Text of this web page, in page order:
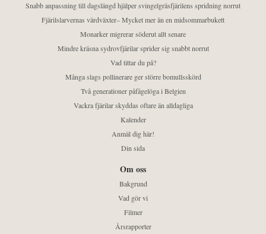
Snabb anpassning till dagslängd hjälper svingelgräsfjärilens spridning norrut
Fjärilslarvernas värdväxter– Mycket mer än en midsommarbukett
Monarker migrerar söderut allt senare
Mindre kräsna sydrovfjärilar sprider sig snabbt norrut
Vad tittar du på?
Många slags pollinerare ger större bomullsskörd
Två generationer påfågelöga i Belgien
Vackra fjärilar skyddas oftare än alldagliga
Kalender
Anmäl dig här!
Din sida
Om oss
Bakgrund
Vad gör vi
Filmer
Årsrapporter